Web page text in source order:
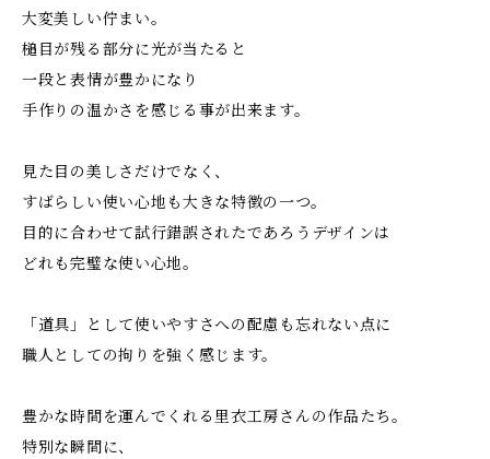
大変美しい佇まい。
槌目が残る部分に光が当たると
一段と表情が豊かになり
手作りの温かさを感じる事が出来ます。
見た目の美しさだけでなく、
すばらしい使い心地も大きな特徴の一つ。
目的に合わせて試行錯誤されたであろうデザインは
どれも完璧な使い心地。
「道具」として使いやすさへの配慮も忘れない点に
職人としての拘りを強く感じます。
豊かな時間を運んでくれる里衣工房さんの作品たち。
特別な瞬間に、